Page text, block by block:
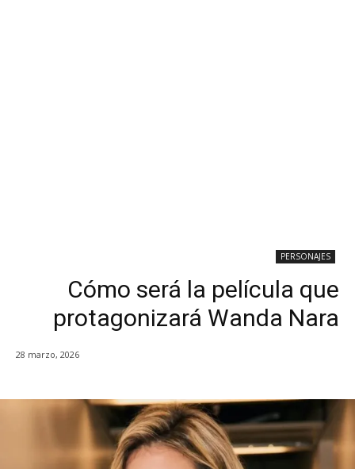
PERSONAJES
Cómo será la película que
protagonizará Wanda Nara
28 marzo, 2026